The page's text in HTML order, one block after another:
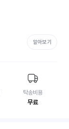
알아보기
탁송비용
무료